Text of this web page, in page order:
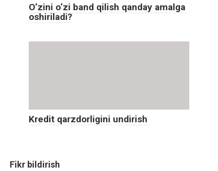
O‘zini o‘zi band qilish qanday amalga
oshiriladi?
Kredit qarzdorligini undirish
Fikr bildirish